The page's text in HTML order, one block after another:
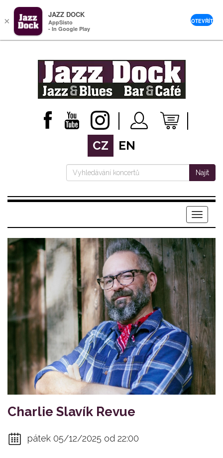
CZ EN
Najít
Menu
Charlie Slavík Revue
pátek 05/12/2025 od 22:00
×
JAZZ DOCK
AppSisto
- In Google Play
OTEVŘÍT